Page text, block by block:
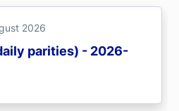
2026
parities) - 2026-